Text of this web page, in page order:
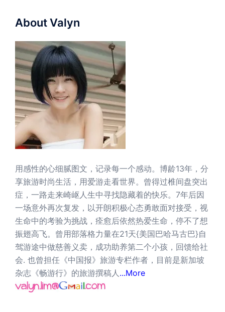
About Valyn
用感性的心细腻图文，记录每一个感动。博龄13年，分
享旅游时尚生活，用爱游走看世界。曾得过椎间盘突出
症，一路走来崎岖人生中寻找隐藏着的快乐。7年后因
一场意外再次复发，以开朗积极心态勇敢面对接受，视
生命中的考验为挑战，痊愈后依然热爱生命，停不了想
振翅高飞。曾用部落格力量在21天{美国巴哈马古巴}自
驾游途中做慈善义卖，成功助养第二个小孩，回馈给社
会. 也曾担任《中国报》旅游专栏作者，目前是新加坡
杂志《畅游行》的旅游撰稿人 ...More